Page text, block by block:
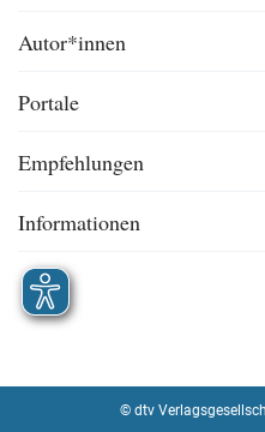
Autor*innen
Portale
Empfehlungen
Informationen
© dtv